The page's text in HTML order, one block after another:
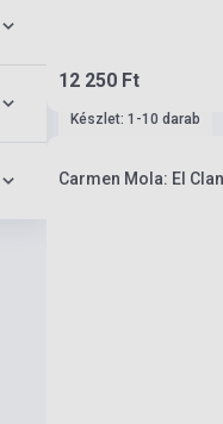
12 250 Ft
Készlet: 1-10 darab
Carmen Mola: El